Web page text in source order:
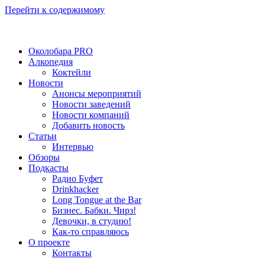
Перейти к содержимому
Околобара PRO
Алкопедия
Коктейли
Новости
Анонсы мероприятий
Новости заведений
Новости компаний
Добавить новость
Статьи
Интервью
Обзоры
Подкасты
Радио Буфет
Drinkhacker
Long Tongue at the Bar
Бизнес. Бабки. Чирз!
Девочки, в студию!
Как-то справляюсь
О проекте
Контакты